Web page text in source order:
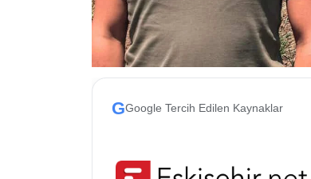
GGoogle Tercih Edilen Kaynaklar